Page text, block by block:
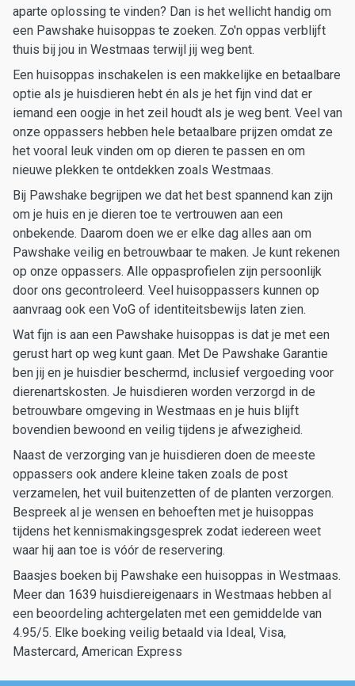
aparte oplossing te vinden? Dan is het wellicht handig om
een Pawshake huisoppas te zoeken. Zo'n oppas verblijft
thuis bij jou in Westmaas terwijl jij weg bent.
Een huisoppas inschakelen is een makkelijke en betaalbare
optie als je huisdieren hebt én als je het fijn vind dat er
iemand een oogje in het zeil houdt als je weg bent. Veel van
onze oppassers hebben hele betaalbare prijzen omdat ze
het vooral leuk vinden om op dieren te passen en om
nieuwe plekken te ontdekken zoals Westmaas.
Bij Pawshake begrijpen we dat het best spannend kan zijn
om je huis en je dieren toe te vertrouwen aan een
onbekende. Daarom doen we er elke dag alles aan om
Pawshake veilig en betrouwbaar te maken. Je kunt rekenen
op onze oppassers. Alle oppasprofielen zijn persoonlijk
door ons gecontroleerd. Veel huisoppassers kunnen op
aanvraag ook een VoG of identiteitsbewijs laten zien.
Wat fijn is aan een Pawshake huisoppas is dat je met een
gerust hart op weg kunt gaan. Met De Pawshake Garantie
ben jij en je huisdier beschermd, inclusief vergoeding voor
dierenartskosten. Je huisdieren worden verzorgd in de
betrouwbare omgeving in Westmaas en je huis blijft
bovendien bewoond en veilig tijdens je afwezigheid.
Naast de verzorging van je huisdieren doen de meeste
oppassers ook andere kleine taken zoals de post
verzamelen, het vuil buitenzetten of de planten verzorgen.
Bespreek al je wensen en behoeften met je huisoppas
tijdens het kennismakingsgesprek zodat iedereen weet
waar hij aan toe is vóór de reservering.
Baasjes boeken bij Pawshake een huisoppas in Westmaas.
Meer dan 1639 huisdiereigenaars in Westmaas hebben al
een beoordeling achtergelaten met een gemiddelde van
4.95/5. Elke boeking veilig betaald via Ideal, Visa,
Mastercard, American Express